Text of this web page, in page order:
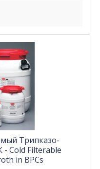
Трипказо-
Cold Filterable
in BPCs